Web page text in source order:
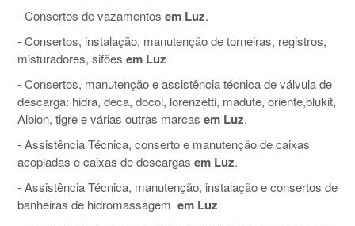
- Consertos de vazamentos em Luz.
- Consertos, instalação, manutenção de torneiras, registros,
misturadores, sifões em Luz
- Consertos, manutenção e assistência técnica de válvula de
descarga: hidra, deca, docol, lorenzetti, madute, oriente,blukit,
Albion, tigre e várias outras marcas em Luz.
- Assistência Técnica, conserto e manutenção de caixas
acopladas e caixas de descargas em Luz.
- Assistência Técnica, manutenção, instalação e consertos de
banheiras de hidromassagem em Luz